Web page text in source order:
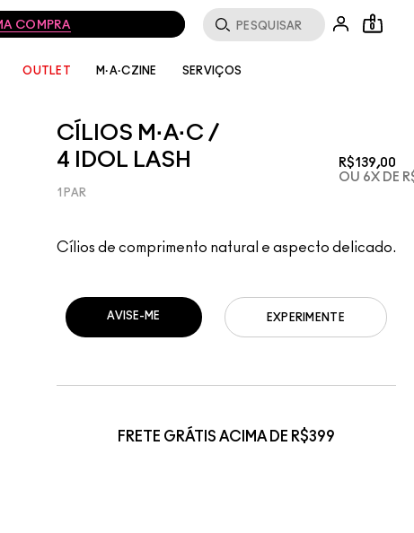
COMPRA 0
OUTLET M·A·CZINE SERVIÇOS
CÍLIOS M·A·C /
4 IDOL LASH
R$139,00
OU 6X DE
1 PAR
Cílios de comprimento natural e aspecto delicado.
EXPERIMENTE
AVISE-ME
FRETE GRÁTIS ACIMA DE R$399